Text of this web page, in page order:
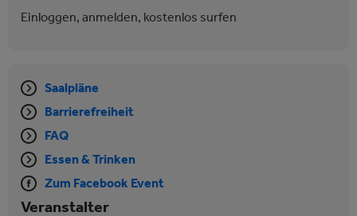
Einloggen, anmelden, kostenlos surfen
Saalpläne
Barrierefreiheit
FAQ
Essen & Trinken
Zum Facebook Event
Veranstalter